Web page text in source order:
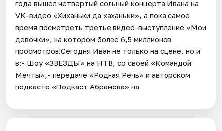
года вышел четвертый сольный концерта Ивана на
VK-видео «Хиханьки да хаханьки», а пока самое
время посмотреть третье видео-выступление «Мои
девочки», на котором более 6,5 миллионов
просмотров!Сегодня Иван не только на сцене, но и
в:- Шоу «ЗВЕЗДЫ» на НТВ, со своей «Командой
Мечты»;- передаче «Родная Речь» и авторском
подкасте «Подкаст Абрамова» на